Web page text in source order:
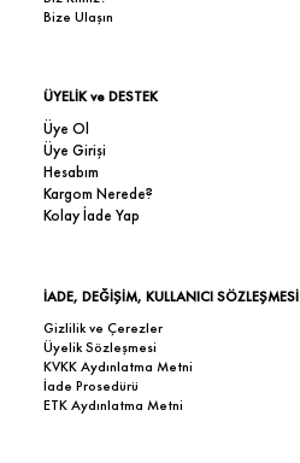
Bize Ulaşın
ÜYELİK ve DESTEK
Üye Ol
Üye Girişi
Hesabım
Kargom Nerede?
Kolay İade Yap
İADE, DEĞİŞİM, KULLANICI SÖZLEŞMESİ
Gizlilik ve Çerezler
Üyelik Sözleşmesi
KVKK Aydınlatma Metni
İade Prosedürü
ETK Aydınlatma Metni